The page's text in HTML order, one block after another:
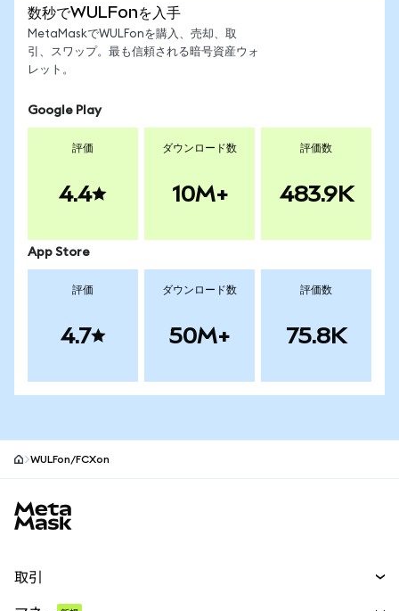
数秒でWULFonを入手
MetaMaskでWULFonを購入、売却、取
引、スワップ。最も信頼される暗号資産ウォ
レット。
Google Play
評価
4.4
ダウンロード数
10M+
評価数
483.9K
App Store
評価
4.7
ダウンロード数
50M+
評価数
75.8K
WULFon/FCXon
取引